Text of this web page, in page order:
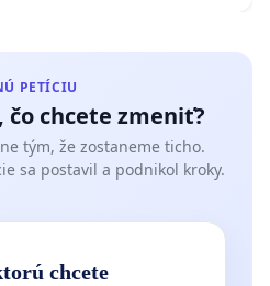
PETÍCIU
čo chcete zmeniť?
tým, že zostaneme ticho.
sa postavil a podnikol kroky.
chcete